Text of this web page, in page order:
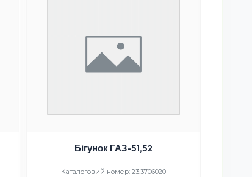
Бігунок ГАЗ-51,52
Каталоговий номер: 23.3706020